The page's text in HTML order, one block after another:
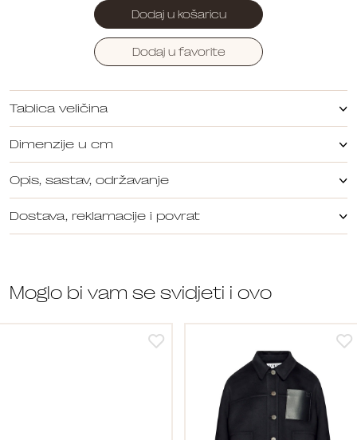
Dodaj u košaricu
Dodaj u favorite
Tablica veličina
Dimenzije u cm
Opis, sastav, održavanje
Dostava, reklamacije i povrat
Moglo bi vam se svidjeti i ovo